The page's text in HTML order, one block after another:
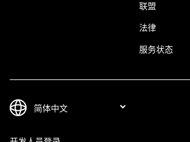
联盟
法律
服务状态